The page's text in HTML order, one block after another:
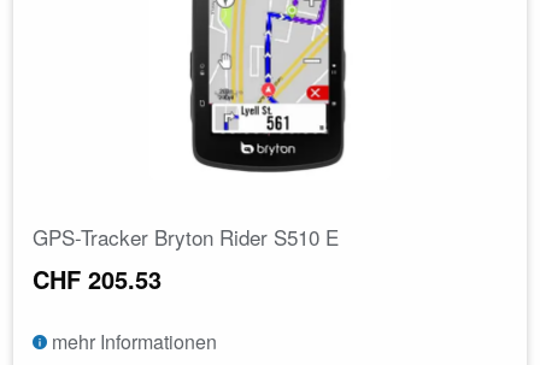
GPS-Tracker Bryton Rider S510 E
CHF 205.53
mehr Informationen